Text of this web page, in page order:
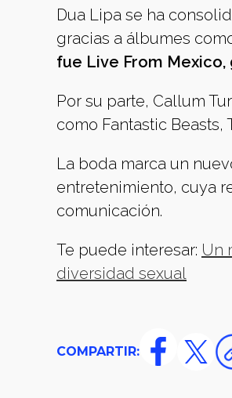
Dua Lipa se ha
gracias a álbumes
fue Live From
Por su parte, Callum
como Fantastic Beasts,
La boda marca un
entretenimiento, cuya
comunicación.
Te puede interesar: Un
diversidad sexual
COMPARTIR: